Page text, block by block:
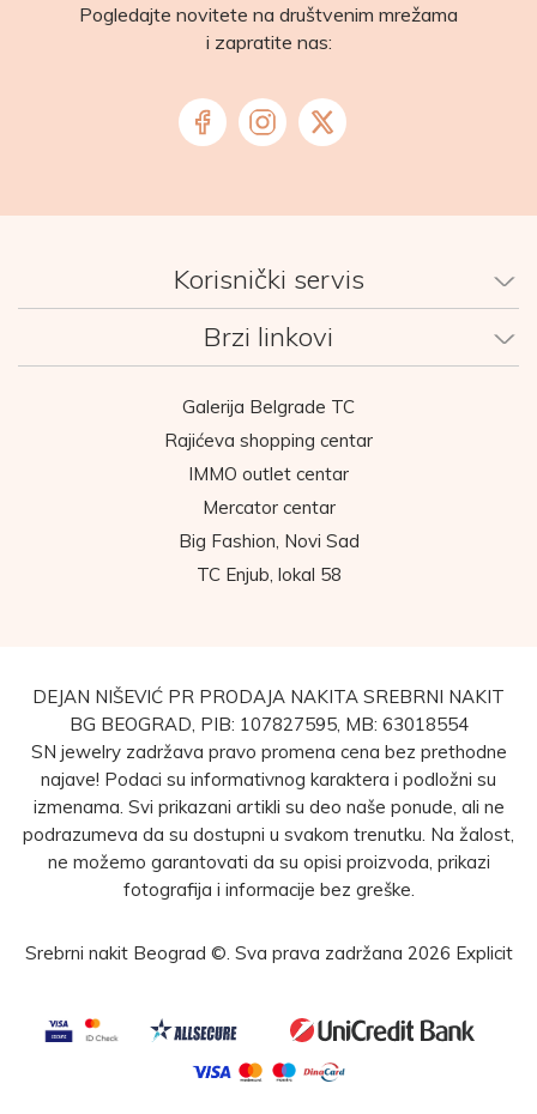
Pogledajte novitete na društvenim mrežama
i zapratite nas:
Korisnički servis
Brzi linkovi
Galerija Belgrade TC
Rajićeva shopping centar
IMMO outlet centar
Mercator centar
Big Fashion, Novi Sad
TC Enjub, lokal 58
DEJAN NIŠEVIĆ PR PRODAJA NAKITA SREBRNI NAKIT
BG BEOGRAD, PIB: 107827595, MB: 63018554
SN jewelry zadržava pravo promena cena bez prethodne
najave! Podaci su informativnog karaktera i podložni su
izmenama. Svi prikazani artikli su deo naše ponude, ali ne
podrazumeva da su dostupni u svakom trenutku. Na žalost,
ne možemo garantovati da su opisi proizvoda, prikazi
fotografija i informacije bez greške.
Srebrni nakit Beograd ©. Sva prava zadržana 2026 Explicit